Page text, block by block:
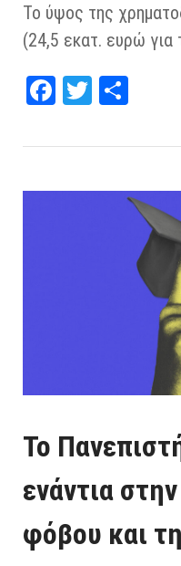
Το ύψος της
(24,5 εκατ. ευρώ για
Fa
bo
T
tt ρα
εί
τε
Το
ενάντια
φόβου και